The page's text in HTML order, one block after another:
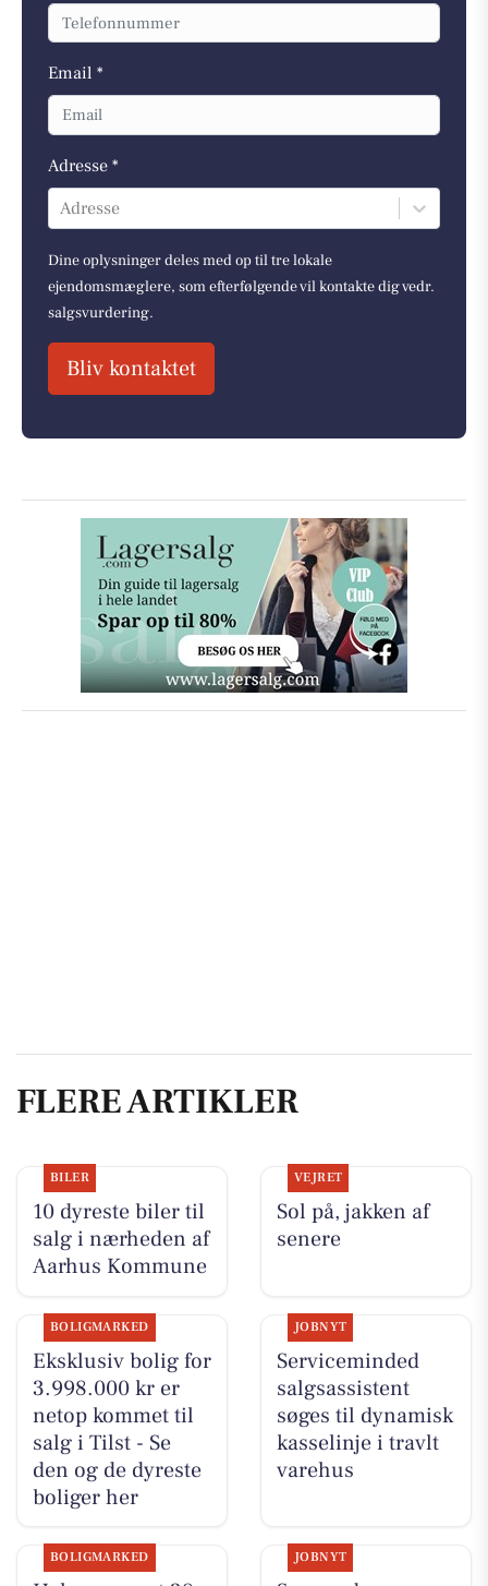
Email *
Adresse *
Adresse
Dine oplysninger deles med op til tre lokale
ejendomsmæglere, som efterfølgende vil kontakte dig vedr.
salgsvurdering.
Bliv kontaktet
FLERE ARTIKLER
BILER
10 dyreste biler til
salg i nærheden af
Aarhus Kommune
VEJRET
Sol på, jakken af
senere
BOLIGMARKED
Eksklusiv bolig for
3.998.000 kr er
netop kommet til
salg i Tilst - Se
den og de dyreste
boliger her
JOBNYT
Serviceminded
salgsassistent
søges til dynamisk
kasselinje i travlt
varehus
BOLIGMARKED JOBNYT